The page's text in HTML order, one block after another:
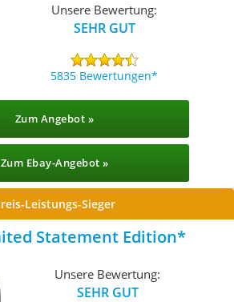
Unsere Bewertung:
SEHR GUT
5835 Bewertungen
Zum Angebot »
Zum Ebay-Angebot »
Leistungs-Sieger
Statement Edition
Unsere Bewertung:
SEHR GUT